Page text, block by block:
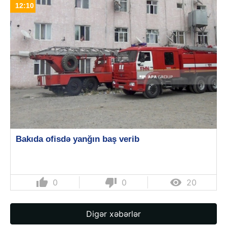
12:10
Bakıda ofisdə yanğın baş verib
thumb_up 0 thumb_down 0  20
Digər xəbərlər